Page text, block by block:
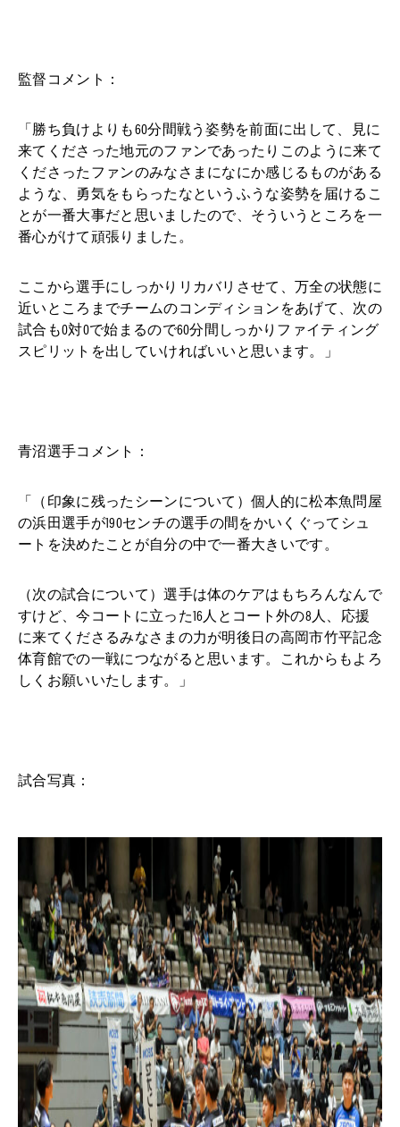
監督コメント：
「勝ち負けよりも60分間戦う姿勢を前面に出して、見に
来てくださった地元のファンであったりこのように来て
くださったファンのみなさまになにか感じるものがある
ような、勇気をもらったなというふうな姿勢を届けるこ
とが一番大事だと思いましたので、そういうところを一
番心がけて頑張りました。
ここから選手にしっかりリカバリさせて、万全の状態に
近いところまでチームのコンディションをあげて、次の
試合も0対0で始まるので60分間しっかりファイティング
スピリットを出していければいいと思います。」
青沼選手コメント：
「（印象に残ったシーンについて）個人的に松本魚問屋
の浜田選手が190センチの選手の間をかいくぐってシュ
ートを決めたことが自分の中で一番大きいです。
（次の試合について）選手は体のケアはもちろんなんで
すけど、今コートに立った16人とコート外の8人、応援
に来てくださるみなさまの力が明後日の高岡市竹平記念
体育館での一戦につながると思います。これからもよろ
しくお願いいたします。」
試合写真：